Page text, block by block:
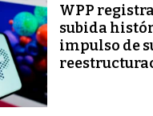
WPP
subida
impulso de